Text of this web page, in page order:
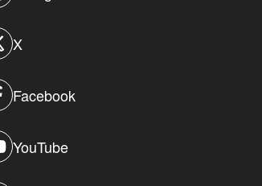
X
Facebook
YouTube